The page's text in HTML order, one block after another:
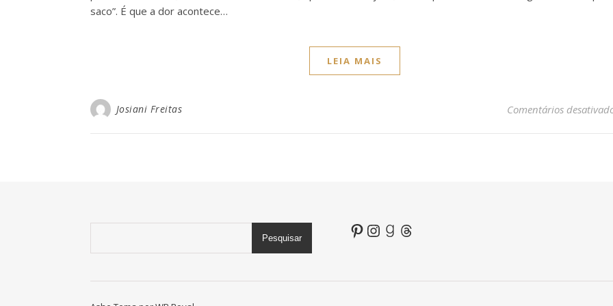
saco”. É que a dor acontece…
LEIA MAIS
Josiani Freitas Comentários
Pesquisar Pinterest
Instagram
Goodreads
Threads